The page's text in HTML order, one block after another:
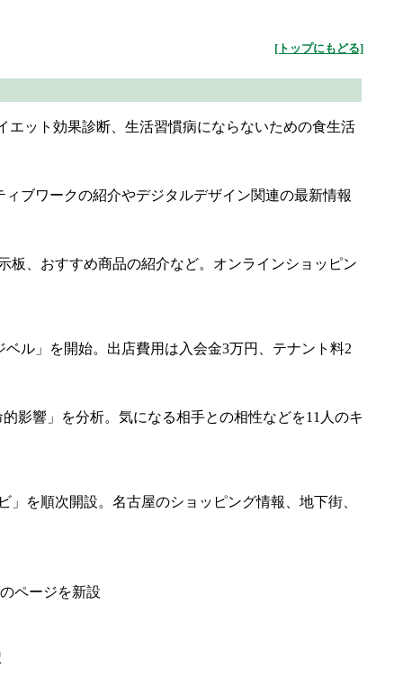
[トップにもどる]
ット効果診断、生活習慣病にならないための食生活
ブワークの紹介やデジタルデザイン関連の最新情報
板、おすすめ商品の紹介など。オンラインショッピン
ル」を開始。出店費用は入会金3万円、テナント料2
影響」を分析。気になる相手との相性などを11人のキ
を順次開設。名古屋のショッピング情報、地下街、
ページを新設